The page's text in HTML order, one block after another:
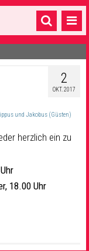
2
OKT. 2017
und Jakobus (Güsten)
herzlich ein zu
18.00 Uhr